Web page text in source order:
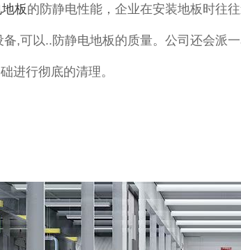
板的防静电性能，企业在安装地板时往
,可以..防静电地板的质量。公司还会派
进行彻底的清理。